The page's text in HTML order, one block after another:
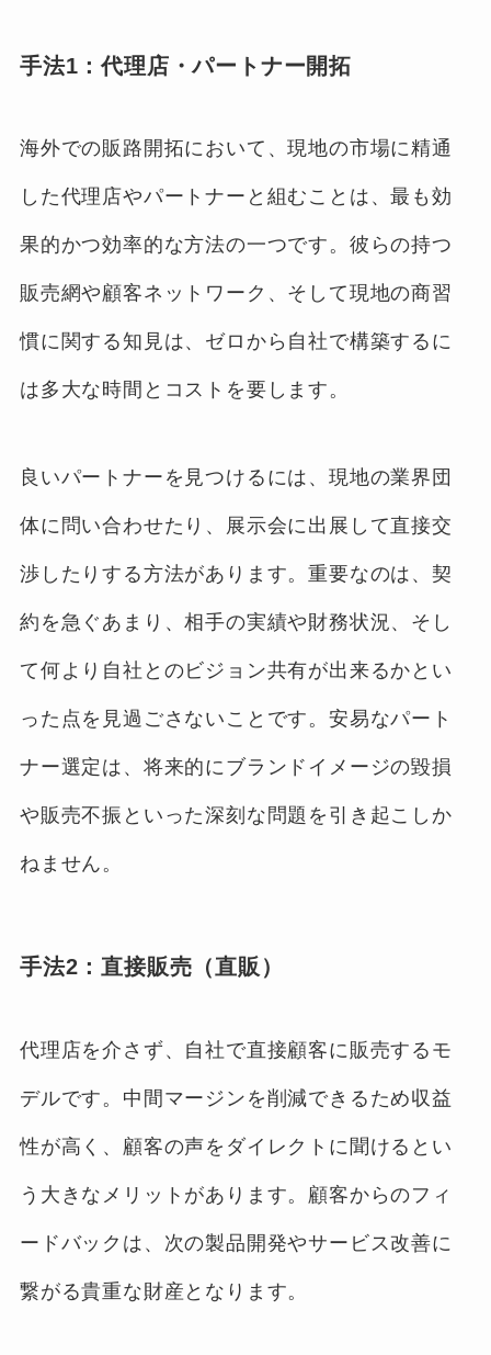
手法1：代理店・パートナー開拓
海外での販路開拓において、現地の市場に精通
した代理店やパートナーと組むことは、最も効
果的かつ効率的な方法の一つです。彼らの持つ
販売網や顧客ネットワーク、そして現地の商習
慣に関する知見は、ゼロから自社で構築するに
は多大な時間とコストを要します。
良いパートナーを見つけるには、現地の業界団
体に問い合わせたり、展示会に出展して直接交
渉したりする方法があります。重要なのは、契
約を急ぐあまり、相手の実績や財務状況、そし
て何より自社とのビジョン共有が出来るかとい
った点を見過ごさないことです。安易なパート
ナー選定は、将来的にブランドイメージの毀損
や販売不振といった深刻な問題を引き起こしか
ねません。
手法2：直接販売（直販）
代理店を介さず、自社で直接顧客に販売するモ
デルです。中間マージンを削減できるため収益
性が高く、顧客の声をダイレクトに聞けるとい
う大きなメリットがあります。顧客からのフィ
ードバックは、次の製品開発やサービス改善に
繋がる貴重な財産となります。